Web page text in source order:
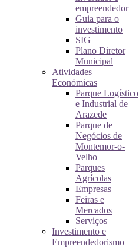
empreendedor
Guia para o
investimento
SIG
Plano Diretor
Municipal
Atividades
Económicas
Parque Logístico
e Industrial de
Arazede
Parque de
Negócios de
Montemor-o-
Velho
Parques
Agrícolas
Empresas
Feiras e
Mercados
Serviços
Investimento e
Empreendedorismo